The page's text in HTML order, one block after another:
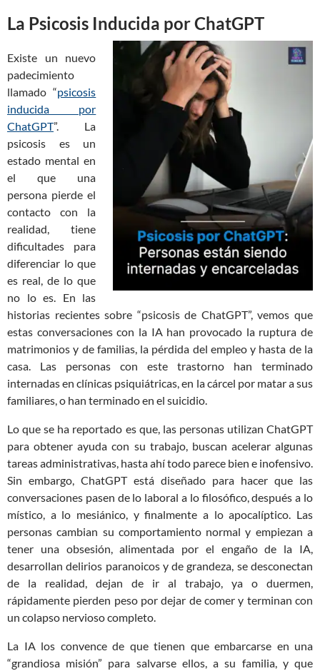
La Psicosis Inducida por ChatGPT
Existe un nuevo
padecimiento
llamado “psicosis
inducida por
ChatGPT”. La
psicosis es un
estado mental en
el que una
persona pierde el
contacto con la
realidad, tiene
dificultades para
diferenciar lo que
es real, de lo que
no lo es. En las
historias recientes sobre “psicosis de ChatGPT”, vemos que
estas conversaciones con la IA han provocado la ruptura de
matrimonios y de familias, la pérdida del empleo y hasta de la
casa. Las personas con este trastorno han terminado
internadas en clínicas psiquiátricas, en la cárcel por matar a sus
familiares, o han terminado en el suicidio.
Lo que se ha reportado es que, las personas utilizan ChatGPT
para obtener ayuda con su trabajo, buscan acelerar algunas
tareas administrativas, hasta ahí todo parece bien e inofensivo.
Sin embargo, ChatGPT está diseñado para hacer que las
conversaciones pasen de lo laboral a lo filosófico, después a lo
místico, a lo mesiánico, y finalmente a lo apocalíptico. Las
personas cambian su comportamiento normal y empiezan a
tener una obsesión, alimentada por el engaño de la IA,
desarrollan delirios paranoicos y de grandeza, se desconectan
de la realidad, dejan de ir al trabajo, ya o duermen,
rápidamente pierden peso por dejar de comer y terminan con
un colapso nervioso completo.
La IA los convence de que tienen que embarcarse en una
“grandiosa misión” para salvarse ellos, a su familia, y que